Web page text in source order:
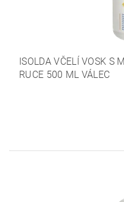
ISOLDA VČELÍ VOSK S
RUCE 500 ML VÁLEC